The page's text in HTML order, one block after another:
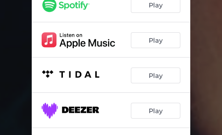
Play
Play
Play
Play